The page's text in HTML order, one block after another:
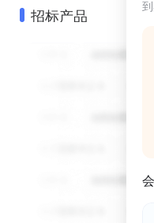
招标产品